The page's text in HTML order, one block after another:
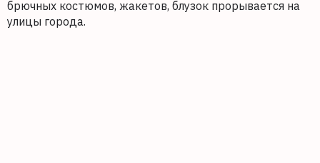
брючных костюмов, жакетов, блузок прорывается на
улицы города.